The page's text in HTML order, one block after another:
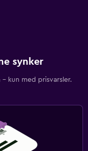
synker
kun med prisvarsler.